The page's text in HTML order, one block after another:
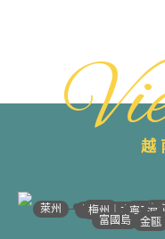
越
• 河
沙壩 •
萊州 • 宣光
安沛｜木江界 •
•
梅州｜木州•
••
寧平洞
胡志
富國島 •迪石
金甌